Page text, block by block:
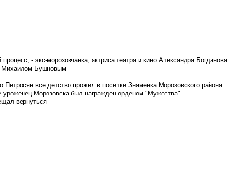
- экс-морозовчанка, актриса театра и кино Александра Богданова
Михаилом Бушновым
все детство прожил в поселке Знаменка Морозовского района
уроженец Морозовска был награжден орденом "Мужества"
вернуться